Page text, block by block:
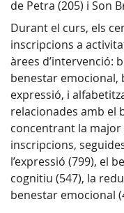
de Petra (205) i Son
Durant el curs, els
inscripcions a
àrees d’intervenció:
benestar emocional,
expressió, i
relacionades amb el
concentrant la
inscripcions,
l’expressió (799), el
cognitiu (547), la
benestar emocional